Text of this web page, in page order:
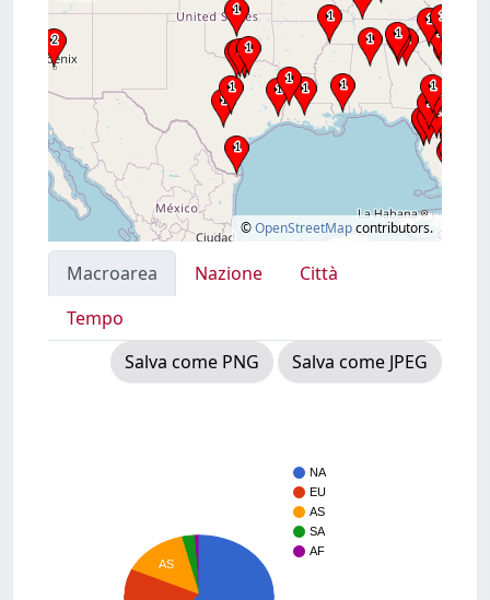
©OpenStreetMapcontributors.
Macroarea Nazione
Città
Tempo
Salva come PNG
Salva come JPEG
NA
EU
AS
SA
AF
AS